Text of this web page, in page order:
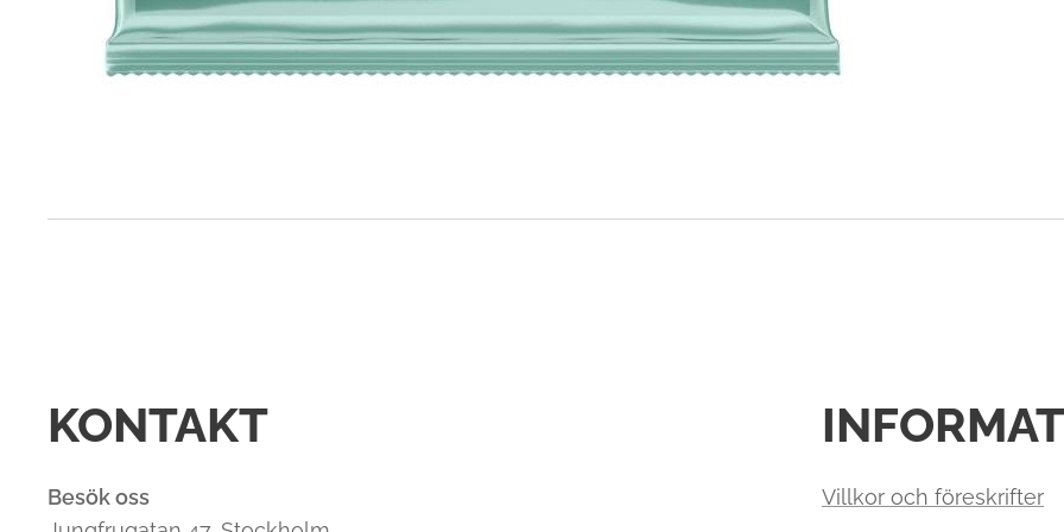
KONTAKT
Besök oss
Villkor och föreskrifter